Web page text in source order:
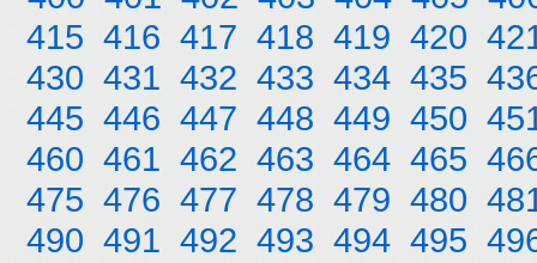
415 416 417 418 419 420
430 431 432 433 434 435
445 446 447 448 449 450
460 461 462 463 464 465
475 476 477 478 479 480
490 491 492 493 494 495